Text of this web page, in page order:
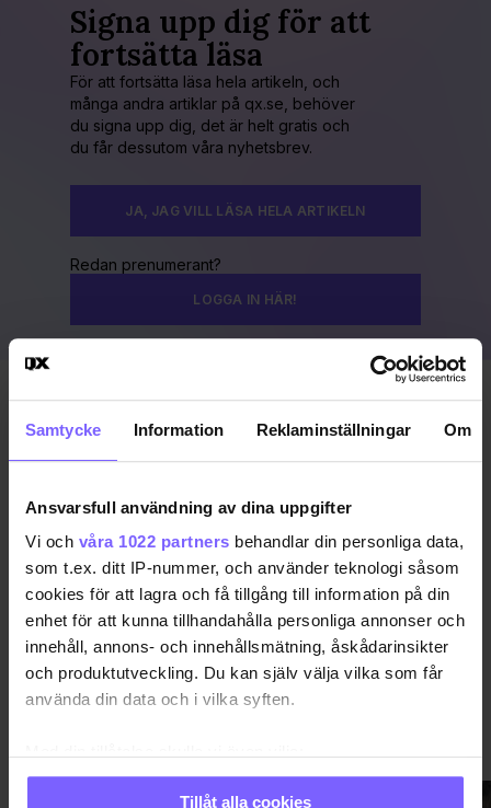
Samtycke Information Reklaminställningar Om
Ansvarsfull användning av dina uppgifter
Vi och våra 1022 partners behandlar din personliga data,
som t.ex. ditt IP-nummer, och använder teknologi såsom
cookies för att lagra och få tillgång till information på din
enhet för att kunna tillhandahålla personliga annonser och
innehåll, annons- och innehållsmätning, åskådarinsikter
och produktutveckling. Du kan själv välja vilka som får
använda din data och i vilka syften.
Samla in information om din geografiska plats
Tillåt alla cookies
Signa upp dig för att
fortsätta läsa
För att fortsätta läsa hela artikeln, och
många andra artiklar på qx.se, behöver
du signa upp dig, det är helt gratis och
du får dessutom våra nyhetsbrev.
JA, JAG VILL LÄSA HELA ARTIKELN
Redan prenumerant?
LOGGA IN HÄR!
DELA DEN HÄR ARTIKELN